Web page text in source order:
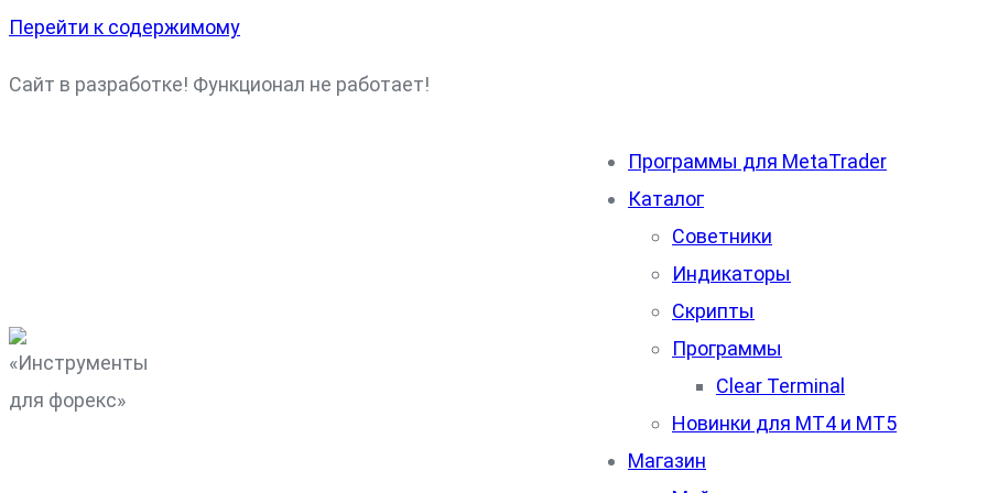
Перейти к содержимому
Сайт в разработке! Функционал не работает!
Программы для MetaTrader
Каталог
Советники
Индикаторы
Скрипты
Программы
Clear Terminal
Новинки для MT4 и MT5
Магазин